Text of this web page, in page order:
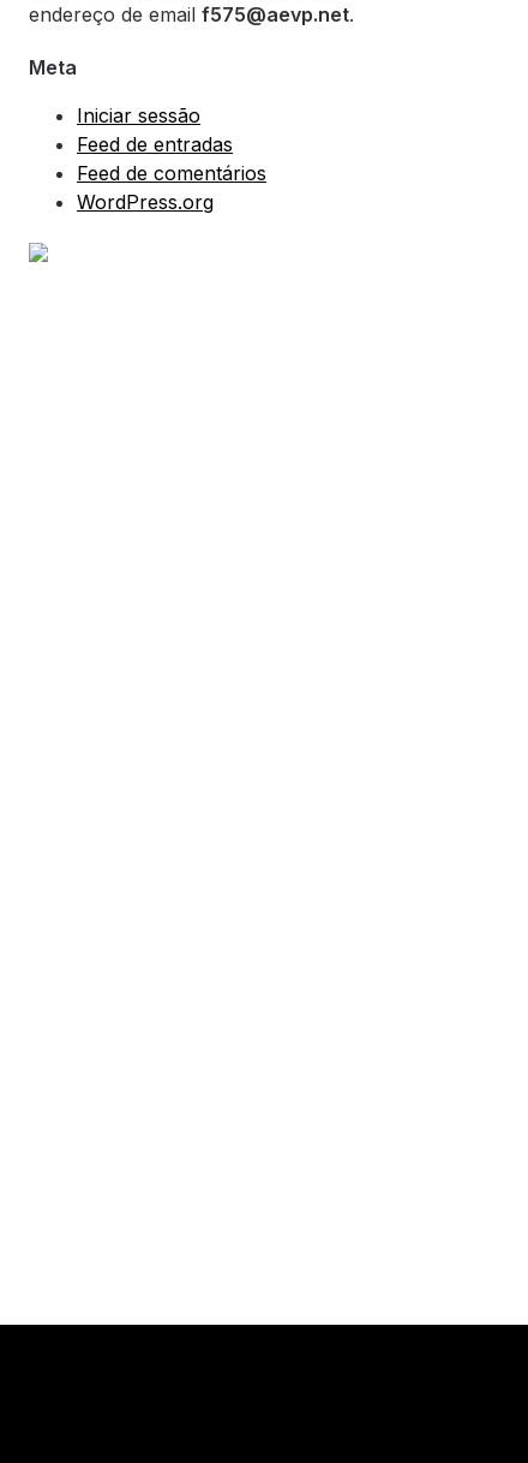
endereço de email f575@aevp.net.
Meta
Iniciar sessão
Feed de entradas
Feed de comentários
WordPress.org